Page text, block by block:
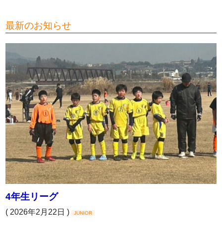
最新のお知らせ
4年生リーグ
( 2026年2月22日 ) JUNIOR